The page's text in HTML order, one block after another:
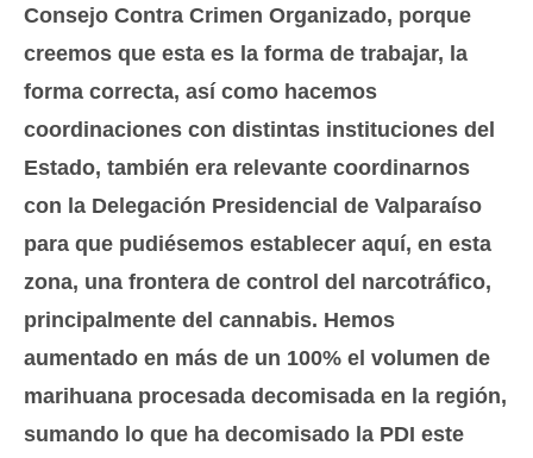
Consejo Contra Crimen Organizado, porque
creemos que esta es la forma de trabajar, la
forma correcta, así como hacemos
coordinaciones con distintas instituciones del
Estado, también era relevante coordinarnos
con la Delegación Presidencial de Valparaíso
para que pudiésemos establecer aquí, en esta
zona, una frontera de control del narcotráfico,
principalmente del cannabis. Hemos
aumentado en más de un 100% el volumen de
marihuana procesada decomisada en la región,
sumando lo que ha decomisado la PDI este